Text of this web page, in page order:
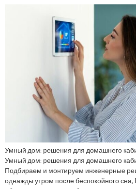
Умный дом: решения для домашнего
Умный дом: решения для домашнего
Подбираем и монтируем инженерные
однажды утром после беспокойного сна,